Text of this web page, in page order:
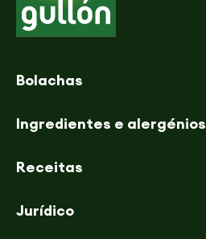
Bolachas
Ingredientes e alergénios
Receitas
Jurídico